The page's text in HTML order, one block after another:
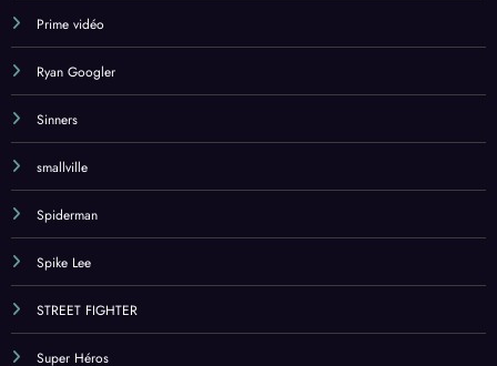
Prime vidéo
Ryan Googler
Sinners
smallville
Spiderman
Spike Lee
STREET FIGHTER
Super Héros